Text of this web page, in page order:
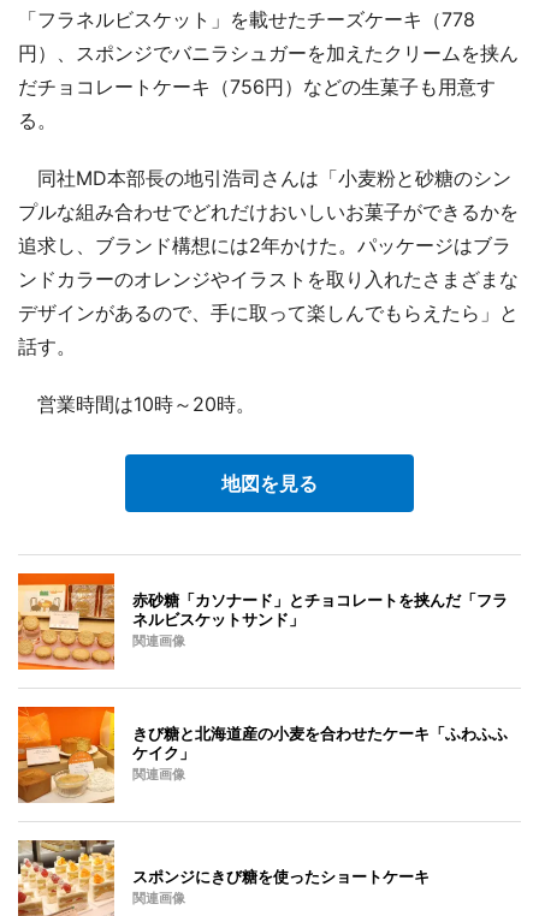
「フラネルビスケット」を載せたチーズケーキ（778
円）、スポンジでバニラシュガーを加えたクリームを挟ん
だチョコレートケーキ（756円）などの生菓子も用意す
る。
同社MD本部長の地引浩司さんは「小麦粉と砂糖のシン
プルな組み合わせでどれだけおいしいお菓子ができるかを
追求し、ブランド構想には2年かけた。パッケージはブラ
ンドカラーのオレンジやイラストを取り入れたさまざまな
デザインがあるので、手に取って楽しんでもらえたら」と
話す。
営業時間は10時～20時。
地図を見る
赤砂糖「カソナード」とチョコレートを挟んだ「フラ
ネルビスケットサンド」
関連画像
きび糖と北海道産の小麦を合わせたケーキ「ふわふふ
ケイク」
関連画像
スポンジにきび糖を使ったショートケーキ
関連画像